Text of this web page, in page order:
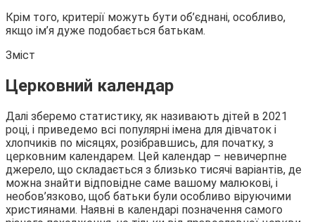
Крім того, критерії можуть бути об’єднані, особливо,
якщо ім’я дуже подобається батькам.
Зміст
Церковний календар
Далі зберемо статистику, як називають дітей в 2021
році, і приведемо всі популярні імена для дівчаток і
хлопчиків по місяцях, розібравшись, для початку, з
церковним календарем. Цей календар – невичерпне
джерело, що складається з близько тисячі варіантів, де
можна знайти відповідне саме вашому малюкові, і
необов’язково, щоб батьки були особливо віруючими
християнами. Наявні в календарі позначення самого